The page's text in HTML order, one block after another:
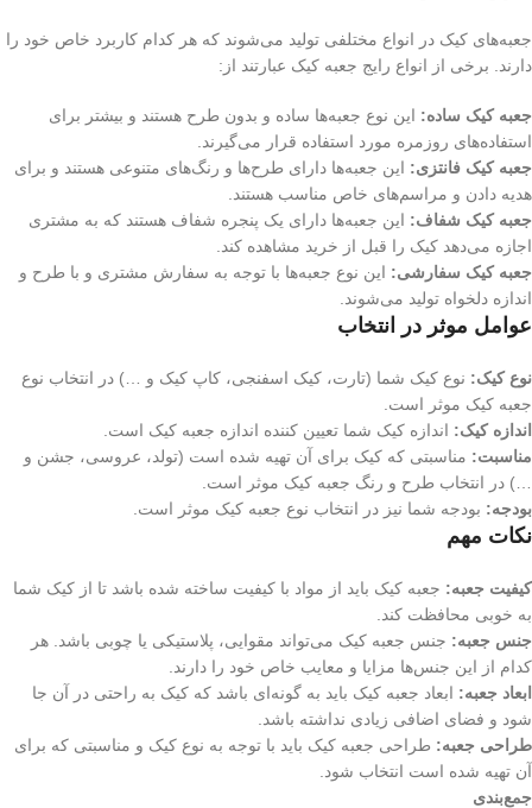
جعبه‌های کیک در انواع مختلفی تولید می‌شوند که هر کدام کاربرد خاص خود را
دارند. برخی از انواع رایج جعبه کیک عبارتند از:
جعبه کیک ساده: این نوع جعبه‌ها ساده و بدون طرح هستند و بیشتر برای
استفاده‌های روزمره مورد استفاده قرار می‌گیرند.
جعبه کیک فانتزی: این جعبه‌ها دارای طرح‌ها و رنگ‌های متنوعی هستند و برای
هدیه دادن و مراسم‌های خاص مناسب هستند.
جعبه کیک شفاف: این جعبه‌ها دارای یک پنجره شفاف هستند که به مشتری
اجازه می‌دهد کیک را قبل از خرید مشاهده کند.
جعبه کیک سفارشی: این نوع جعبه‌ها با توجه به سفارش مشتری و با طرح و
اندازه دلخواه تولید می‌شوند.
عوامل موثر در انتخاب
نوع کیک: نوع کیک شما (تارت، کیک اسفنجی، کاپ کیک و …) در انتخاب نوع
جعبه کیک موثر است.
اندازه کیک: اندازه کیک شما تعیین کننده اندازه جعبه کیک است.
مناسبت: مناسبتی که کیک برای آن تهیه شده است (تولد، عروسی، جشن و
…) در انتخاب طرح و رنگ جعبه کیک موثر است.
بودجه: بودجه شما نیز در انتخاب نوع جعبه کیک موثر است.
نکات مهم
کیفیت جعبه: جعبه کیک باید از مواد با کیفیت ساخته شده باشد تا از کیک شما
به خوبی محافظت کند.
جنس جعبه: جنس جعبه کیک می‌تواند مقوایی، پلاستیکی یا چوبی باشد. هر
کدام از این جنس‌ها مزایا و معایب خاص خود را دارند.
ابعاد جعبه: ابعاد جعبه کیک باید به گونه‌ای باشد که کیک به راحتی در آن جا
شود و فضای اضافی زیادی نداشته باشد.
طراحی جعبه: طراحی جعبه کیک باید با توجه به نوع کیک و مناسبتی که برای
آن تهیه شده است انتخاب شود.
جمع‌بندی